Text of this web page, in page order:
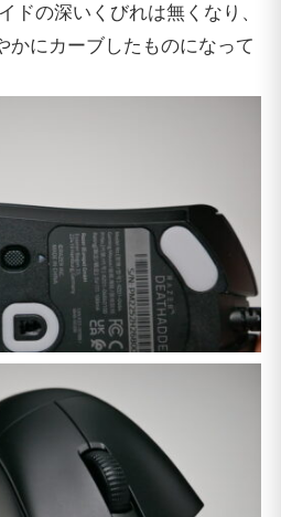
ドの深いくびれは無くなり、
かにカーブしたものになって